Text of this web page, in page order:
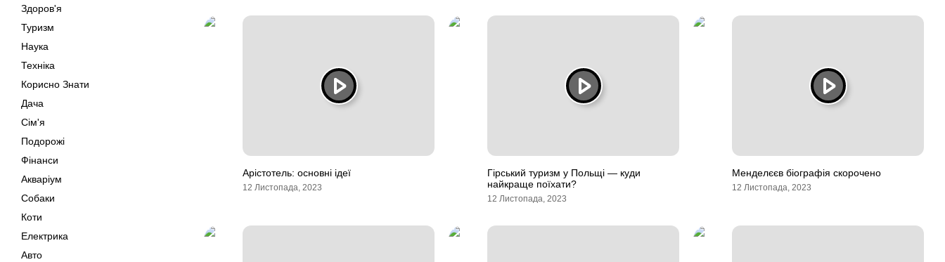
Здоров'я
Туризм
Наука
Техніка
Корисно Знати
Дача
Сім'я
Подорожі
Фінанси
Акваріум
Собаки
Коти
Електрика
Авто
Арістотель: основні ідеї
12 Листопада, 2023
Гірський туризм у Польщі — куди
найкраще поїхати?
12 Листопада, 2023
Менделєєв біографія скорочено
12 Листопада, 2023